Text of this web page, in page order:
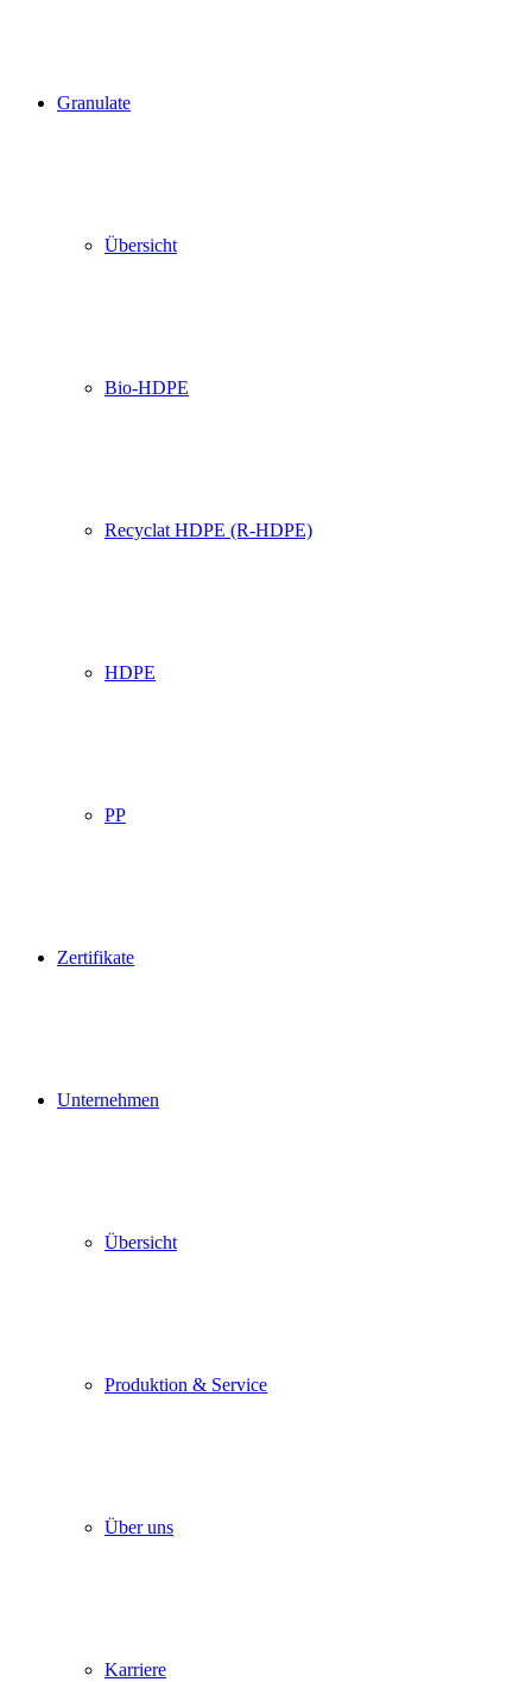
Granulate
Übersicht
Bio-HDPE
Recyclat HDPE (R-HDPE)
HDPE
PP
Zertifikate
Unternehmen
Übersicht
Produktion & Service
Über uns
Karriere